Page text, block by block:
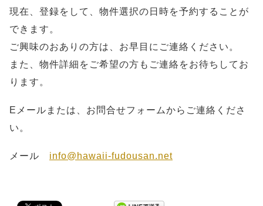
現在、登録をして、物件選択の日時を予約することが
できます。
ご興味のおありの方は、お早目にご連絡ください。
また、物件詳細をご希望の方もご連絡をお待ちしてお
ります。
Eメールまたは、お問合せフォームからご連絡くださ
い。
メール info@hawaii-fudousan.net